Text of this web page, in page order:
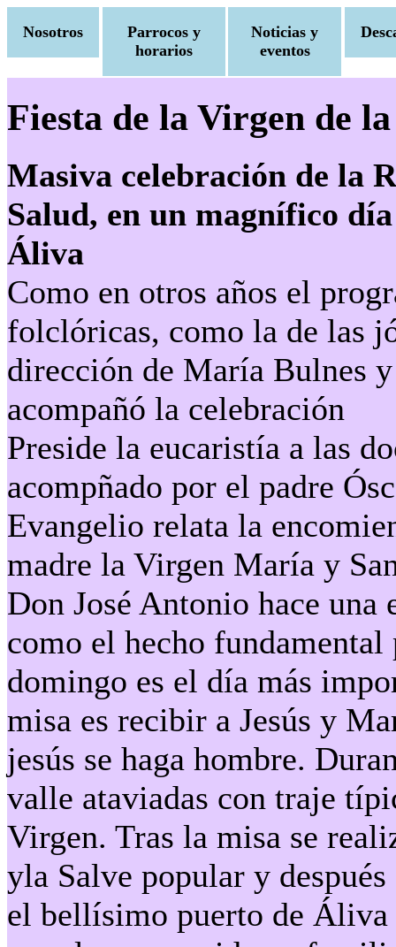
Nosotros
Parrocos y
horarios
Noticias y
eventos
Fiesta de la Virgen de
Masiva celebración de la
Salud, en un magnífico
Áliva
Como en otros años el
folclóricas, como la de las
dirección de María Bulnes
acompañó la celebración
Preside la eucaristía a las
acompñado por el padre
Evangelio relata la
madre la Virgen María y
Don José Antonio hace una
como el hecho
domingo es el día más
misa es recibir a Jesús y
jesús se haga hombre.
valle ataviadas con traje
Virgen. Tras la misa se
yla Salve popular y
el bellísimo puerto de